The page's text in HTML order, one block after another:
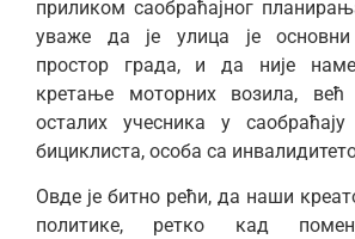
приликом саобраћајног
уваже да је улица је основни
простор града, и да није
кретање моторних возила,
осталих учесника у
бициклиста, особа са
Овде је битно рећи, да наши
политике, ретко кад